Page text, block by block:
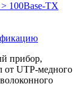
100Base-TX
прибор,
от UTP-медного